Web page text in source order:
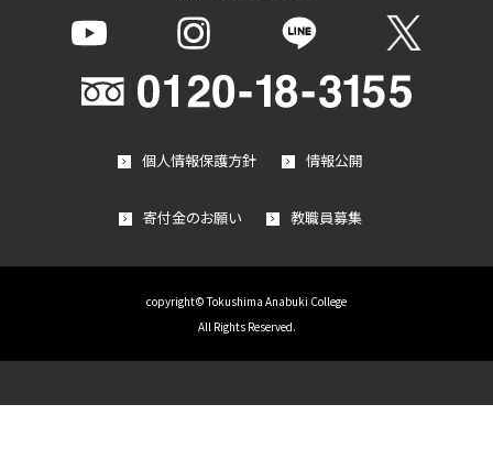
個人情報保護方針 情報公開
寄付金のお願い 教職員募集
copyright© Tokushima Anabuki College
All Rights Reserved.